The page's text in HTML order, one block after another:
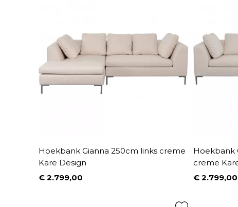
Hoekbank Gianna 250cm links creme
Kare Design
Prijs
€ 2.799,00
Hoekbank
creme
Prijs
€ 2.799,00